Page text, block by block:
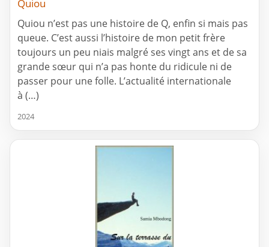
Quiou
Quiou n’est pas une histoire de Q, enfin si mais pas
queue. C’est aussi l’histoire de mon petit frère
toujours un peu niais malgré ses vingt ans et de sa
grande sœur qui n’a pas honte du ridicule ni de
passer pour une folle. L’actualité internationale
à (…)
2024